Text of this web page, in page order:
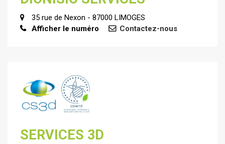
35 rue de Nexon - 87000 LIMOGES
Afficher le numéro
Contactez-nous
SERVICES 3D